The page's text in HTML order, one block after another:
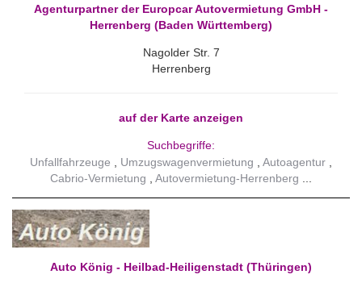
Agenturpartner der Europcar Autovermietung GmbH -
Herrenberg (Baden Württemberg)
Nagolder Str. 7
Herrenberg
auf der Karte anzeigen
Suchbegriffe:
Unfallfahrzeuge
Umzugswagenvermietung
Autoagentur
Cabrio-Vermietung
Autovermietung-Herrenberg
Auto König - Heilbad-Heiligenstadt (Thüringen)